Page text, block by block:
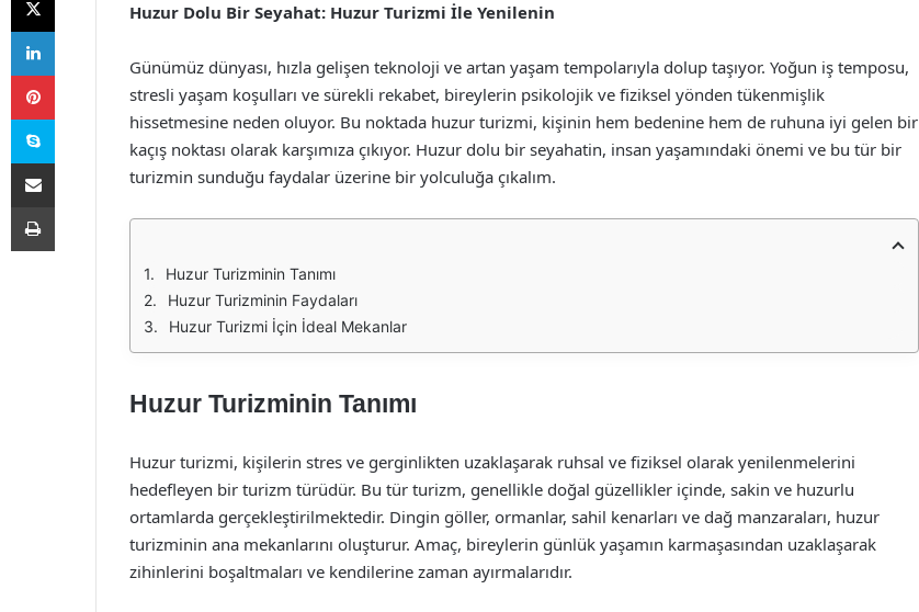
Huzur Dolu Bir Seyahat: Huzur Turizmi İle Yenilenin
Günümüz dünyası, hızla gelişen teknoloji ve artan yaşam tempolarıyla dolup taşıyor. Yoğun iş temposu,
stresli yaşam koşulları ve sürekli rekabet, bireylerin psikolojik ve fiziksel yönden tükenmişlik
hissetmesine neden oluyor. Bu noktada huzur turizmi, kişinin hem bedenine hem de ruhuna iyi gelen bir
kaçış noktası olarak karşımıza çıkıyor. Huzur dolu bir seyahatin, insan yaşamındaki önemi ve bu tür bir
turizmin sunduğu faydalar üzerine bir yolculuğa çıkalım.
Huzur Turizminin Tanımı
Huzur Turizminin Faydaları
Huzur Turizmi İçin İdeal Mekanlar
Huzur Turizminin Tanımı
Huzur turizmi, kişilerin stres ve gerginlikten uzaklaşarak ruhsal ve fiziksel olarak yenilenmelerini
hedefleyen bir turizm türüdür. Bu tür turizm, genellikle doğal güzellikler içinde, sakin ve huzurlu
ortamlarda gerçekleştirilmektedir. Dingin göller, ormanlar, sahil kenarları ve dağ manzaraları, huzur
turizminin ana mekanlarını oluşturur. Amaç, bireylerin günlük yaşamın karmaşasından uzaklaşarak
zihinlerini boşaltmaları ve kendilerine zaman ayırmalarıdır.
LinkedIn
Pinterest
Skype
E-Posta ile paylaş